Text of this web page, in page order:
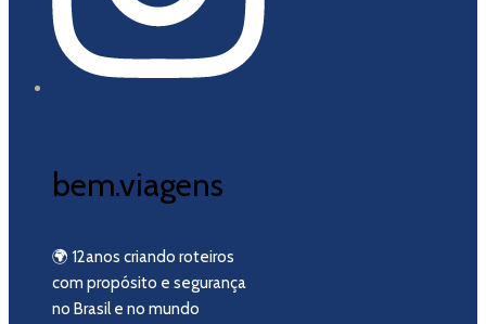
bem.viagens
🌍 12anos criando roteiros
com propósito e segurança
no Brasil e no mundo